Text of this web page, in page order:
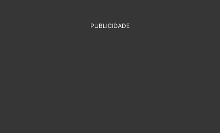
PUBLICIDADE